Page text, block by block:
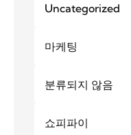
Uncategorized
마케팅
분류되지 않음
쇼피파이